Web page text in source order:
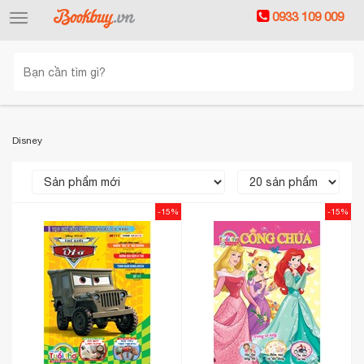
Toggle
0933 109 009
Disney
-15% -15%